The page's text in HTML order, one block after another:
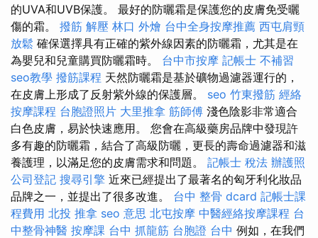
的UVA和UVB保護。 最好的防曬霜是保護您的皮膚免受曬
傷的霜。 撥筋 解壓 林口 外燴 台中全身按摩推薦 西屯肩頸
放鬆 確保選擇具有正確的紫外線因素的防曬霜，尤其是在
為嬰兒和兒童購買防曬霜時。 台中市按摩 記帳士 不補習
seo教學 撥筋課程 天然防曬霜是基於礦物過濾器運行的，
在皮膚上形成了反射紫外線的保護層。 seo 竹東撥筋 經絡
按摩課程 台胞證照片 大里推拿 筋師傅 淺色陰影非常適合
白色皮膚，易於快速應用。 您會在高級藥房品牌中發現許
多有趣的防曬霜，結合了高級防曬，更長的壽命過濾器和滋
養護理，以滿足您的皮膚需求和問題。 記帳士 稅法 辦護照
公司登記 搜尋引擎 近來已經提出了最著名的匈牙利化妝品
品牌之一，並提出了很多改進。 台中 整骨 dcard 記帳士課
程費用 北投 推拿 seo 意思 北屯按摩 中醫經絡按摩課程 台
中整骨神醫 按摩課 台中 抓龍筋 台胞證 台中 例如，在我們